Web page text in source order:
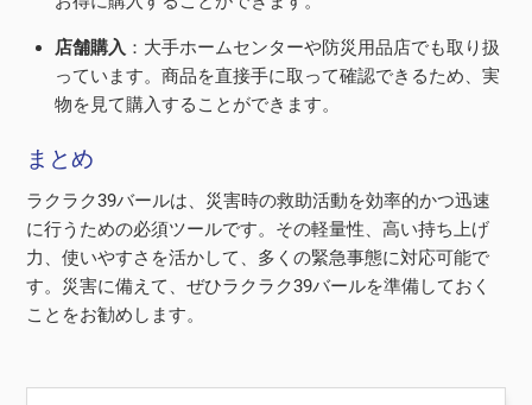
店舗購入 ：大手ホームセンターや防災用品店でも取り扱
っています。商品を直接手に取って確認できるため、実
物を見て購入することができます。
まとめ
ラクラク39バールは、災害時の救助活動を効率的かつ迅速
に行うための必須ツールです。その軽量性、高い持ち上げ
力、使いやすさを活かして、多くの緊急事態に対応可能で
す。災害に備えて、ぜひラクラク39バールを準備しておく
ことをお勧めします。